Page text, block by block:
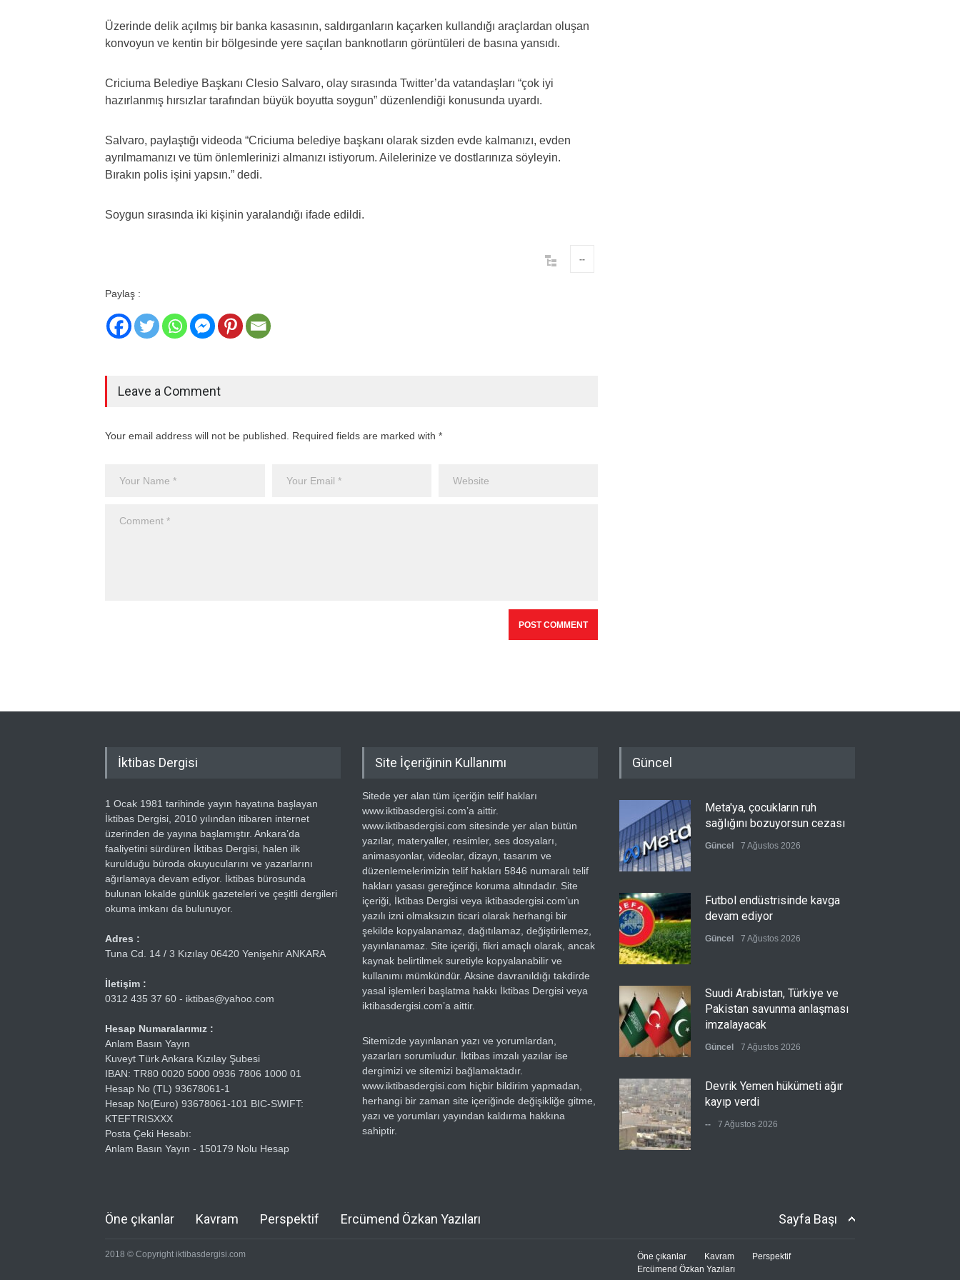
Üzerinde delik açılmış bir banka kasasının, saldırganların kaçarken kullandığı araçlardan oluşan
konvoyun ve kentin bir bölgesinde yere saçılan banknotların görüntüleri de basına yansıdı.
Criciuma Belediye Başkanı Clesio Salvaro, olay sırasında Twitter’da vatandaşları “çok iyi
hazırlanmış hırsızlar tarafından büyük boyutta soygun” düzenlendiği konusunda uyardı.
Salvaro, paylaştığı videoda “Criciuma belediye başkanı olarak sizden evde kalmanızı, evden
ayrılmamanızı ve tüm önlemlerinizi almanızı istiyorum. Ailelerinize ve dostlarınıza söyleyin.
Bırakın polis işini yapsın.” dedi.
Soygun sırasında iki kişinin yaralandığı ifade edildi.
--
Paylaş :
Leave a Comment
Your email address will not be published. Required fields are marked with *
İktibas Dergisi
1 Ocak 1981 tarihinde yayın hayatına başlayan
İktibas Dergisi, 2010 yılından itibaren internet
üzerinden de yayına başlamıştır. Ankara’da
faaliyetini sürdüren İktibas Dergisi, halen ilk
kurulduğu büroda okuyucularını ve yazarlarını
ağırlamaya devam ediyor. İktibas bürosunda
bulunan lokalde günlük gazeteleri ve çeşitli dergileri
okuma imkanı da bulunuyor.
Adres :
Tuna Cd. 14 / 3 Kızılay 06420 Yenişehir ANKARA
İletişim :
0312 435 37 60 - iktibas@yahoo.com
Hesap Numaralarımız :
Anlam Basın Yayın
Kuveyt Türk Ankara Kızılay Şubesi
IBAN: TR80 0020 5000 0936 7806 1000 01
Hesap No (TL) 93678061-1
Hesap No(Euro) 93678061-101 BIC-SWIFT:
KTEFTRISXXX
Posta Çeki Hesabı:
Anlam Basın Yayın - 150179 Nolu Hesap
Site İçeriğinin Kullanımı
Sitede yer alan tüm içeriğin telif hakları
www.iktibasdergisi.com’a aittir.
www.iktibasdergisi.com sitesinde yer alan bütün
yazılar, materyaller, resimler, ses dosyaları,
animasyonlar, videolar, dizayn, tasarım ve
düzenlemelerimizin telif hakları 5846 numaralı telif
hakları yasası gereğince koruma altındadır. Site
içeriği, İktibas Dergisi veya iktibasdergisi.com’un
yazılı izni olmaksızın ticari olarak herhangi bir
şekilde kopyalanamaz, dağıtılamaz, değiştirilemez,
yayınlanamaz. Site içeriği, fikri amaçlı olarak, ancak
kaynak belirtilmek suretiyle kopyalanabilir ve
kullanımı mümkündür. Aksine davranıldığı takdirde
yasal işlemleri başlatma hakkı İktibas Dergisi veya
iktibasdergisi.com’a aittir.
Sitemizde yayınlanan yazı ve yorumlardan,
yazarları sorumludur. İktibas imzalı yazılar ise
dergimizi ve sitemizi bağlamaktadır.
www.iktibasdergisi.com hiçbir bildirim yapmadan,
herhangi bir zaman site içeriğinde değişikliğe gitme,
yazı ve yorumları yayından kaldırma hakkına
sahiptir.
Güncel
Meta'ya, çocukların ruh
sağlığını bozuyorsun cezası
Güncel 7 Ağustos 2026
Futbol endüstrisinde kavga
devam ediyor
Güncel 7 Ağustos 2026
Suudi Arabistan, Türkiye ve
Pakistan savunma anlaşması
imzalayacak
Güncel 7 Ağustos 2026
Devrik Yemen hükümeti ağır
kayıp verdi
-- 7 Ağustos 2026
Bolat: ABD ile birlikte
Öne çıkanlar Kavram Perspektif Ercümend Özkan Yazıları Sayfa Başı
2018 © Copyright iktibasdergisi.com Öne çıkanlar Kavram
Perspektif
Ercümend Özkan Yazıları